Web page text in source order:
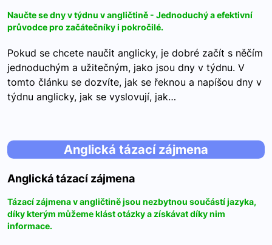
Naučte se dny v týdnu v angličtině - Jednoduchý a efektivní
průvodce pro začátečníky i pokročilé.
Pokud se chcete naučit anglicky, je dobré začít s něčím
jednoduchým a užitečným, jako jsou dny v týdnu. V
tomto článku se dozvíte, jak se řeknou a napíšou dny v
týdnu anglicky, jak se vyslovují, jak…
Anglická tázací zájmena
Anglická tázací zájmena
Tázací zájmena v angličtině jsou nezbytnou součástí jazyka,
díky kterým můžeme klást otázky a získávat díky nim
informace.